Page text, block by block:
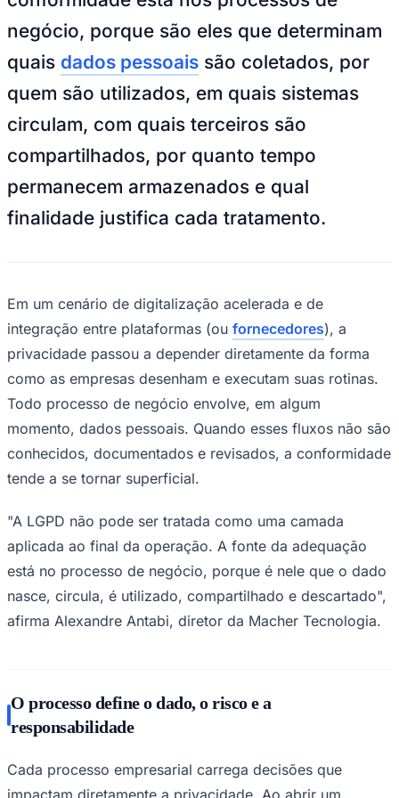
NBA
NFL
Fórmula 1
UFC
Tênis (ATP)
MLB
NHL
Atletismo
Vôlei
NBB
Competições de Futebol
Brasileirão Série A
Brasileirão Série B
Copa do Brasil
Copa América
Champions League
Premier League
La Liga
Mundial 2026
negócio, porque são eles que determinam
quais dados pessoais são coletados, por
quem são utilizados, em quais sistemas
circulam, com quais terceiros são
compartilhados, por quanto tempo
permanecem armazenados e qual
finalidade justifica cada tratamento.
Em um cenário de digitalização acelerada e de
integração entre plataformas (ou fornecedores), a
privacidade passou a depender diretamente da forma
como as empresas desenham e executam suas rotinas.
Todo processo de negócio envolve, em algum
momento, dados pessoais. Quando esses fluxos não são
conhecidos, documentados e revisados, a conformidade
tende a se tornar superficial.
"A LGPD não pode ser tratada como uma camada
aplicada ao final da operação. A fonte da adequação
está no processo de negócio, porque é nele que o dado
nasce, circula, é utilizado, compartilhado e descartado",
afirma Alexandre Antabi, diretor da Macher Tecnologia.
O processo define o dado, o risco e a
responsabilidade
Cada processo empresarial carrega decisões que
impactam diretamente a privacidade. Ao abrir um